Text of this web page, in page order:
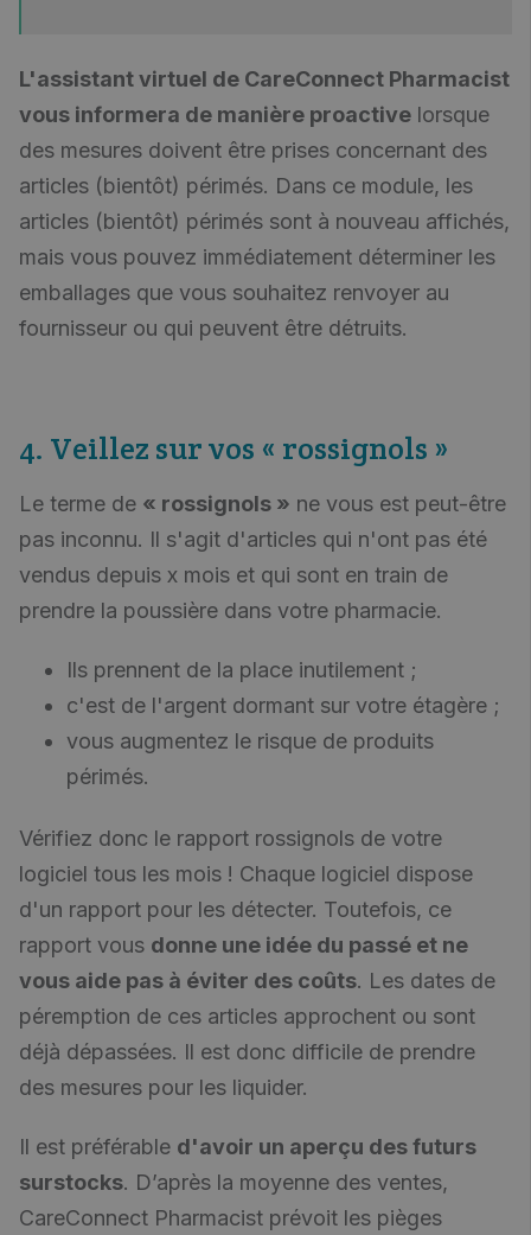
L'assistant virtuel de CareConnect Pharmacist
vous informera de manière proactive lorsque
des mesures doivent être prises concernant des
articles (bientôt) périmés. Dans ce module, les
articles (bientôt) périmés sont à nouveau affichés,
mais vous pouvez immédiatement déterminer les
emballages que vous souhaitez renvoyer au
fournisseur ou qui peuvent être détruits.
4. Veillez sur vos « rossignols »
Le terme de « rossignols » ne vous est peut-être
pas inconnu. Il s'agit d'articles qui n'ont pas été
vendus depuis x mois et qui sont en train de
prendre la poussière dans votre pharmacie.
Ils prennent de la place inutilement ;
c'est de l'argent dormant sur votre étagère ;
vous augmentez le risque de produits
périmés.
Vérifiez donc le rapport rossignols de votre
logiciel tous les mois ! Chaque logiciel dispose
d'un rapport pour les détecter. Toutefois, ce
rapport vous donne une idée du passé et ne
vous aide pas à éviter des coûts. Les dates de
péremption de ces articles approchent ou sont
déjà dépassées. Il est donc difficile de prendre
des mesures pour les liquider.
Il est préférable d'avoir un aperçu des futurs
surstocks. D’après la moyenne des ventes,
CareConnect Pharmacist prévoit les pièges